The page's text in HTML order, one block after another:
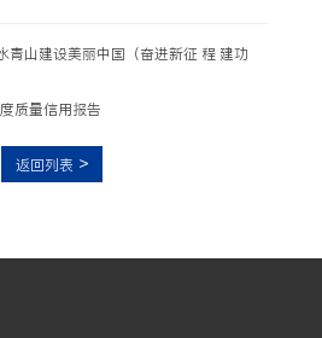
青山建设美丽中国（奋进新征 程 建功
质量信用报告
返回列表 >